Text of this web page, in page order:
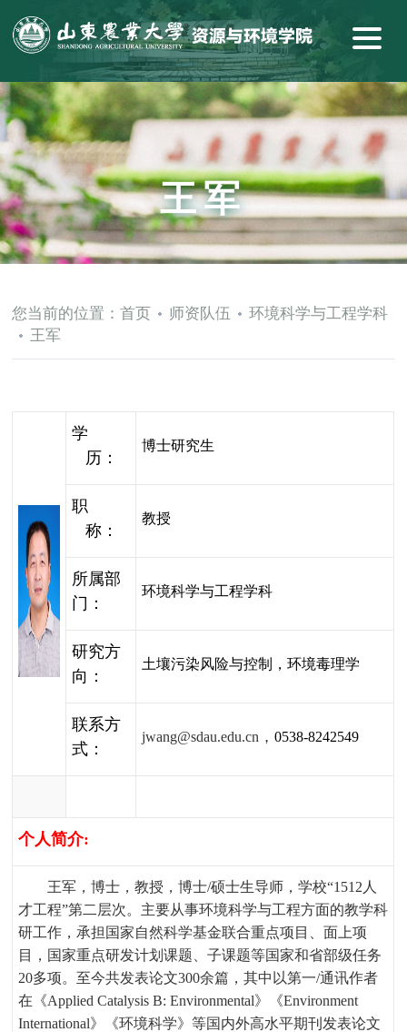
王军
您当前的位置：首页 师资队伍
环境科学与工程学科
王军
学
历：
博士研究生
职
称：
教授
所属部
门：
环境科学与工程学科
研究方
向：
土壤污染风险与控制，环境毒理学
联系方
式：
jwang@sdau.edu.cn ，0538-8242549
个人简介:
王军 ，博士 ，教授 ，博士/硕士生导师 ，学校“1512 人
才工程”第二层次。 主要从事环境科学与工程方面的教学科
研工作 ， 承担国家自然科学基金联合重点项目 、面上项
目
， 国家重点研发计划课题 、子课题等国家和省部级任务
20多项。至今共发表论文300余篇 ，其中 以第一/通讯作者
在 《Applied Catalysis B: Environmental》《Environment
International》 《环境科学》等国内外高水平期刊发表论文